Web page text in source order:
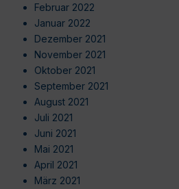
Februar 2022
Januar 2022
Dezember 2021
November 2021
Oktober 2021
September 2021
August 2021
Juli 2021
Juni 2021
Mai 2021
April 2021
März 2021